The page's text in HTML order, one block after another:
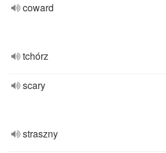
coward
tchórz
scary
straszny